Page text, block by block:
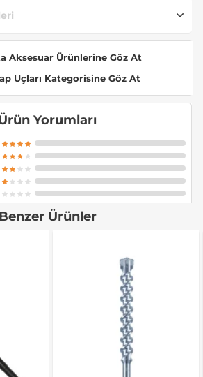
Aksesuar Ürünlerine Göz At
Uçları Kategorisine Göz At
Yorumları
Benzer Ürünler